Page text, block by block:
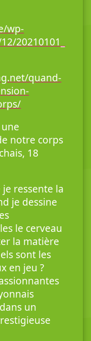
wp-
20210101_
quand-
notre corps
18
ressente la
je dessine
le cerveau
la matière
sont les
en jeu ?
un